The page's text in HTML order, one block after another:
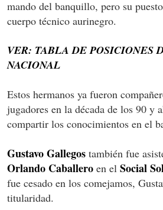
mando del banquillo, pero su
cuerpo técnico aurinegro.
VER: TABLA DE POSICIONES
NACIONAL
Estos hermanos ya fueron
jugadores en la década de los 90 y
compartir los conocimientos en el
Gustavo Gallegos también fue
Orlando Caballero en el Social
fue cesado en los comejamos,
titularidad.